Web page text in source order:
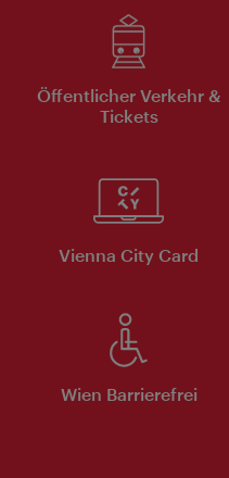
Öffentlicher Verkehr &
Tickets
Vienna City Card
Wien Barrierefrei